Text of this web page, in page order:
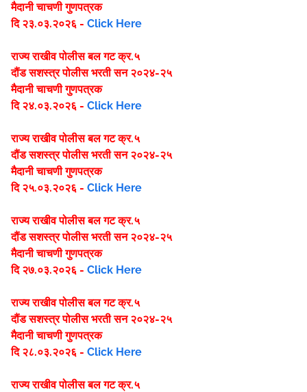
मैदानी चाचणी गुणपत्रक
दि २३.०३.२०२६ - Click Here
राज्य राखीव पोलीस बल गट क्र.५
दौंडसशस्त्र पोलीस भरती सन २०२४-२५
मैदानी चाचणी गुणपत्रक
दि २४.०३.२०२६ - Click Here
राज्य राखीव पोलीस बल गट क्र.५
दौंडसशस्त्र पोलीस भरती सन २०२४-२५
मैदानी चाचणी गुणपत्रक
दि २५.०३.२०२६ - Click Here
राज्य राखीव पोलीस बल गट क्र.५
दौंडसशस्त्र पोलीस भरती सन २०२४-२५
मैदानी चाचणी गुणपत्रक
दि २७.०३.२०२६ - Click Here
राज्य राखीव पोलीस बल गट क्र.५
दौंडसशस्त्र पोलीस भरती सन २०२४-२५
मैदानी चाचणी गुणपत्रक
दि २८.०३.२०२६ - Click Here
राज्य राखीव पोलीस बल गट क्र.५